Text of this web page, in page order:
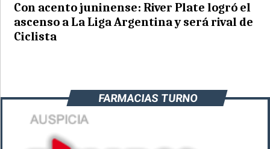
Con acento juninense: River Plate logró el
ascenso a La Liga Argentina y será rival de
Ciclista
FARMACIAS TURNO